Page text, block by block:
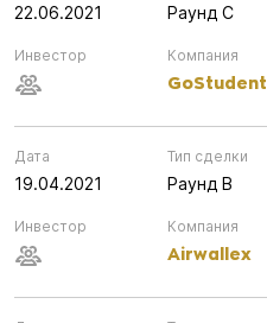
22.06.2021
Компания
GoStudent
Инвестор
Раунд C
Дата
19.04.2021
Компания
Airwallex
Инвестор
Тип сделки
Раунд B